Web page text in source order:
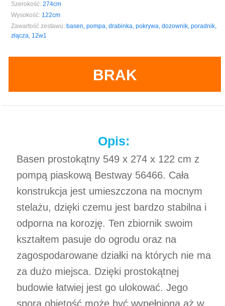
BRAK
Szerokość: 274cm
Wysokość: 122cm
Zawartość zestawu: basen, pompa, drabinka, pokrywa, dozownik, poradnik,
złącza, 12w1
Opis:
Basen prostokątny 549 x 274 x 122 cm z
pompą piaskową Bestway 56466. Cała
konstrukcja jest umieszczona na mocnym
stelażu, dzięki czemu jest bardzo stabilna i
odporna na korozję. Ten zbiornik swoim
kształtem pasuje do ogrodu oraz na
zagospodarowane działki na których nie ma
za dużo miejsca. Dzięki prostokątnej
budowie łatwiej jest go ulokować. Jego
spora objętość może być wypełniona aż w